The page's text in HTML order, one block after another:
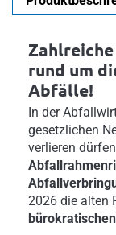
rund um
Abfälle!
In der
gesetzlichen
verlieren
2026 die alten